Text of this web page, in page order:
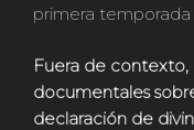
primera temporada
Fuera de
documentales
declaración de